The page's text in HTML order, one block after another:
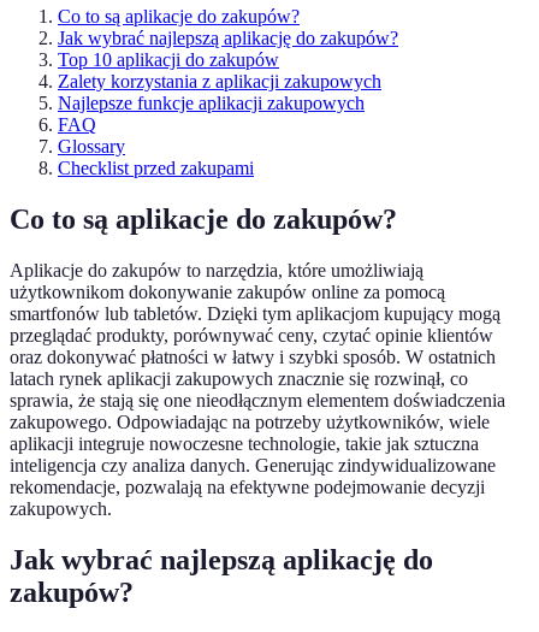
Co to są aplikacje do zakupów?
Jak wybrać najlepszą aplikację do zakupów?
Top 10 aplikacji do zakupów
Zalety korzystania z aplikacji zakupowych
Najlepsze funkcje aplikacji zakupowych
FAQ
Glossary
Checklist przed zakupami
Co to są aplikacje do zakupów?
Aplikacje do zakupów to narzędzia, które umożliwiają
użytkownikom dokonywanie zakupów online za pomocą
smartfonów lub tabletów. Dzięki tym aplikacjom kupujący mogą
przeglądać produkty, porównywać ceny, czytać opinie klientów
oraz dokonywać płatności w łatwy i szybki sposób. W ostatnich
latach rynek aplikacji zakupowych znacznie się rozwinął, co
sprawia, że stają się one nieodłącznym elementem doświadczenia
zakupowego. Odpowiadając na potrzeby użytkowników, wiele
aplikacji integruje nowoczesne technologie, takie jak sztuczna
inteligencja czy analiza danych. Generując zindywidualizowane
rekomendacje, pozwalają na efektywne podejmowanie decyzji
zakupowych.
Jak wybrać najlepszą aplikację do
zakupów?